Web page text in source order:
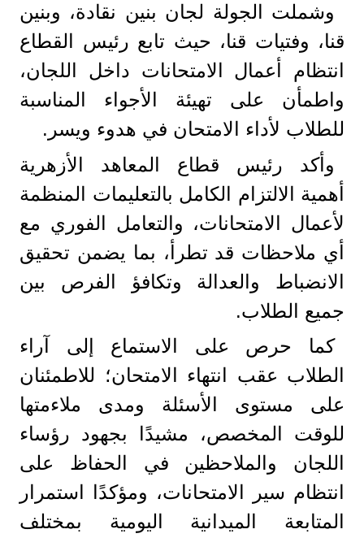
وشملت الجولة لجان بنين نقادة، وبنين
قنا، وفتيات قنا، حيث تابع رئيس القطاع
انتظام أعمال الامتحانات داخل اللجان،
واطمأن على تهيئة الأجواء المناسبة
للطلاب لأداء الامتحان في هدوء ويسر.
وأكد رئيس قطاع المعاهد الأزهرية
أهمية الالتزام الكامل بالتعليمات المنظمة
لأعمال الامتحانات، والتعامل الفوري مع
أي ملاحظات قد تطرأ، بما يضمن تحقيق
الانضباط والعدالة وتكافؤ الفرص بين
جميع الطلاب.
كما حرص على الاستماع إلى آراء
الطلاب عقب انتهاء الامتحان؛ للاطمئنان
على مستوى الأسئلة ومدى ملاءمتها
للوقت المخصص، مشيدًا بجهود رؤساء
اللجان والملاحظين في الحفاظ على
انتظام سير الامتحانات، ومؤكدًا استمرار
المتابعة الميدانية اليومية بمختلف